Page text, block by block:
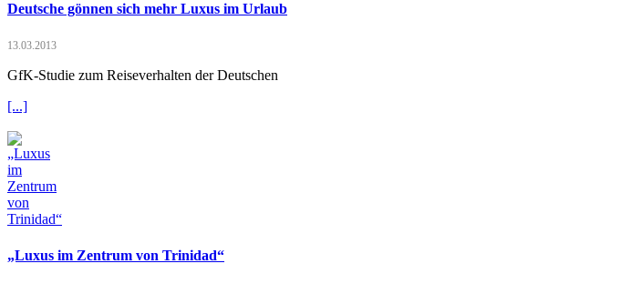
Deutsche gönnen sich mehr Luxus im Urlaub
13.03.2013
GfK-Studie zum Reiseverhalten der Deutschen
[...]
„Luxus im Zentrum von Trinidad“